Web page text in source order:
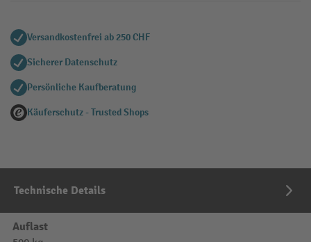
Versandkostenfrei ab 250 CHF
Sicherer Datenschutz
Persönliche Kaufberatung
Käuferschutz - Trusted Shops
Technische Details
Auflast